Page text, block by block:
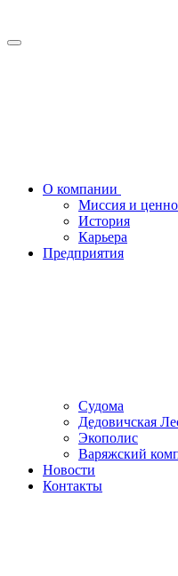
О компании
Миссия и
История
Карьера
Предприятия
Судома
Дедовичская
Экополис
Варяжский
Новости
Контакты